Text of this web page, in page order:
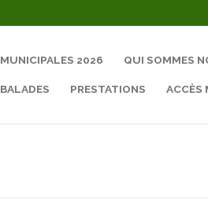
MUNICIPALES 2026 QUI SOMMES
BALADES PRESTATIONS ACCÈS